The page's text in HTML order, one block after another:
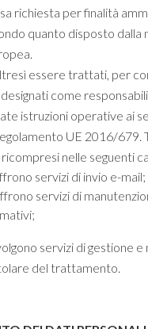
richiesta per finalità
quanto disposto dalla
essere trattati, per
come
istruzioni operative ai
UE 2016/679.
nelle seguenti
servizi di invio e-mail;
servizi di
servizi di gestione e
del trattamento.